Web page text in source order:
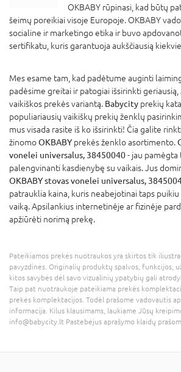
OKBABY rūpinasi, kad būtų
šeimų poreikiai visoje Europoje. OKBABY
socialine ir marketingo etika ir buvo
sertifikatu, kuris garantuoja aukščiausią
Mes esame tam, kad padėtume auginti
padėsime greitai ir patogiai išsirinkti
vaikiškos prekės variantą. Babycity prekių
populiariausių vaikiškų prekių ženklų
mus visada rasite iš ko išsirinkti! Čia galite
žinomoOKBABY prekės ženklo asortimento.
vonelei universalus, 38450040- jau pamėgta
palengvinanti kasdienybę su vaikais. Jus
OKBABY stovas vonelei universalus,
patrauklia kaina, kuris neabejotinai taps
vaiką. Apsilankius internetinėje ar fizinėje
apžiūrėti norimą prekę.
Pateikiamos prekės nuotraukos yra skirtos tik
pavyzdinės. Originalių produktų spalvos, funkcijos,
kitos savybės dėl savo vizualinių ypatybių gali
Taip pat nuotraukoje pateikiama prekės
prekės komplektacijos. Todėl prašome vadovautis
informacija. Kilus klausimams, laukiame Jūsų
info@babycity.lt Pastebėjus aprašymo klaidų